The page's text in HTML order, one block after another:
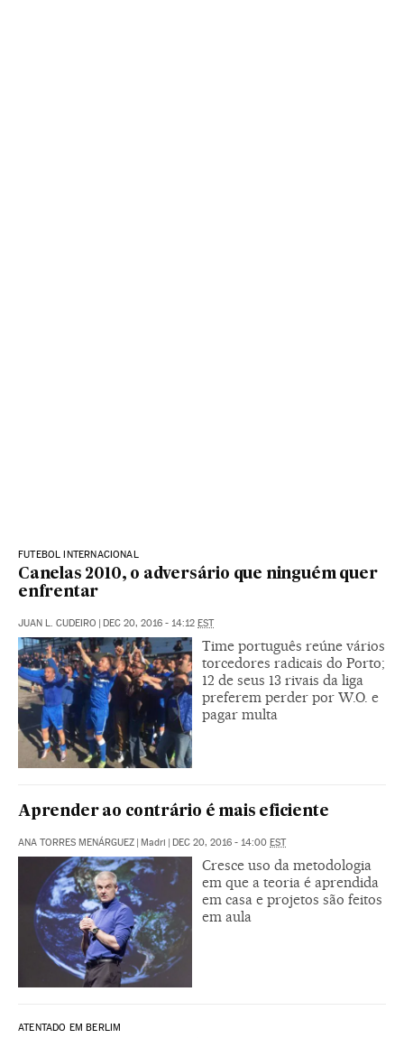
FUTEBOL INTERNACIONAL
Canelas 2010, o adversário que ninguém quer
enfrentar
JUAN L. CUDEIRO | DEC 20, 2016 - 14:12 EST
Time português reúne vários
torcedores radicais do Porto;
12 de seus 13 rivais da liga
preferem perder por W.O. e
pagar multa
Aprender ao contrário é mais eficiente
ANA TORRES MENÁRGUEZ | Madri | DEC 20, 2016 - 14:00 EST
Cresce uso da metodologia
em que a teoria é aprendida
em casa e projetos são feitos
em aula
ATENTADO EM BERLIM